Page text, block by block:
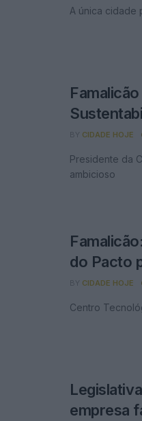
A única cidade
BY CIDADE HOJE
Presidente da
ambicioso
do Pacto
BY CIDADE HOJE
Centro
empresa